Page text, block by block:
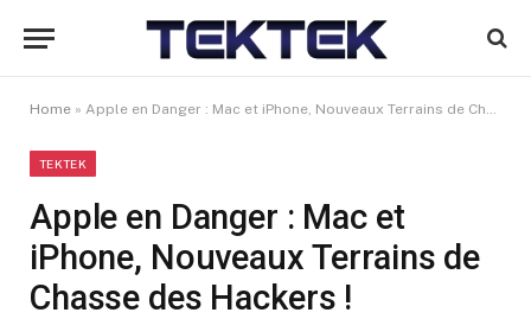
Home » Apple en Danger : Mac et iPhone, Nouveaux Terrains de Chasse des Hackers !
TEKTEK
Apple en Danger : Mac et
iPhone, Nouveaux Terrains de
Chasse des Hackers !